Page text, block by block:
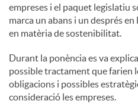
empreses i el paquet legislatiu
marca un abans i un després
en matèria de sostenibilitat.
Durant la ponència es va
possible tractament que farien
obligacions i possibles
consideració les empreses.